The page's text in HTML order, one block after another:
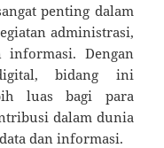
penting dalam
administrasi,
informasi. Dengan
bidang ini
luas bagi para
dalam dunia
dan informasi.